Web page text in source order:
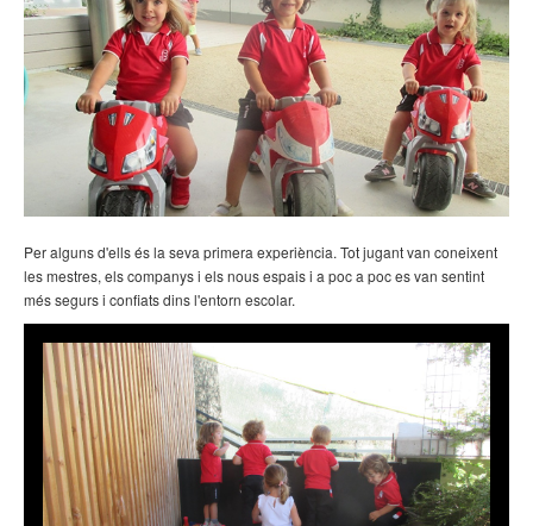
Per alguns d'ells és la seva primera experiència. Tot jugant van coneixent
les mestres, els companys i els nous espais i a poc a poc es van sentint
més segurs i confiats dins l'entorn escolar.